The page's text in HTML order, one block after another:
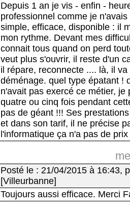
Depuis 1 an je vis - enfin -
professionnel comme je
simple, efficace, disponible : il
mon rythme. Devant mes
connait tous quand on perd
veut plus s'ouvrir, il reste d'un
il répare, reconnecte .... là, il
déménage. quel type épatant !
n'avait pas exercé ce métier,
quatre ou cinq fois pendant
pas de géant !!! Ses
et dans son tarif, il ne précise
l'informatique ça n'a pas de
Posté le : 21/04/2015 à 16:43,
[Villeurbanne]
Toujours aussi efficace. Merci